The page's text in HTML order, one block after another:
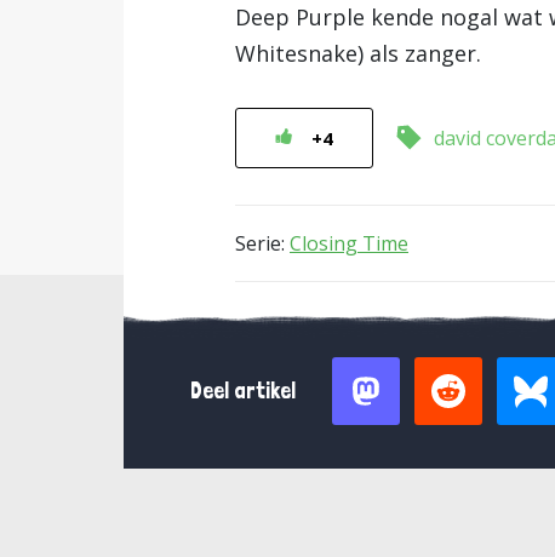
Deep Purple kende nogal
Whitesnake) als zanger.
+4 david
Serie: Closing Time
Deel artikel